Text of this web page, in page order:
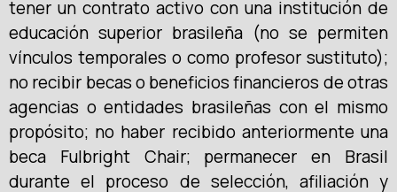
tener un contrato activo con una institución de
educación superior brasileña (no se permiten
vínculos temporales o como profesor sustituto);
no recibir becas o beneficios financieros de otras
agencias o entidades brasileñas con el mismo
propósito; no haber recibido anteriormente una
beca Fulbright Chair; permanecer en Brasil
durante el proceso de selección, afiliación y